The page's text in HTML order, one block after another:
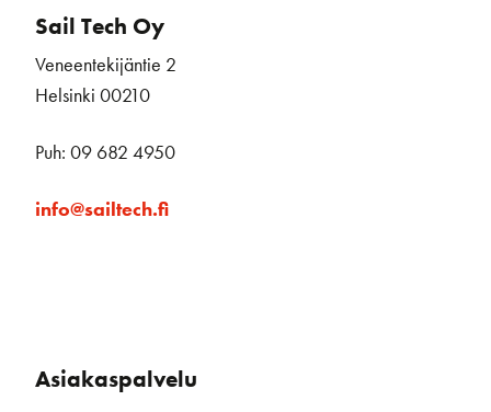
Sail Tech Oy
Veneentekijäntie 2
Helsinki 00210
Puh: 09 682 4950
info@sailtech.fi
Asiakaspalvelu